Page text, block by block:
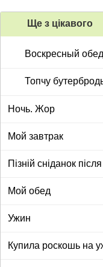
Ще з цiкавого
Воскресный обед
Топчу
Ночь. Жор
Мой завтрак
Пізній сніданок
Мой обед
Ужин
Купила роскошь на